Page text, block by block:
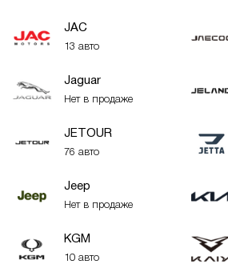
JAC
13 авто
Jaguar
Нет в продаже
JETOUR
76 авто
Jeep
Нет в продаже
KGM
10 авто